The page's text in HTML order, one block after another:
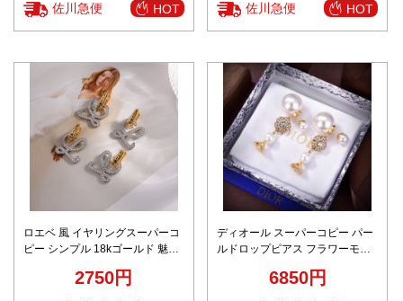
佐川急便 HOT 佐川急便 HOT
ロエベ 風 イヤリングスーパーコ
ピー シンプル 18kゴールド 魅力
ンド飾り 真珠飾り シルバー
2750円
ディオール スーパーコピー パー
ルドロップピアス フラワーモチ
6850円